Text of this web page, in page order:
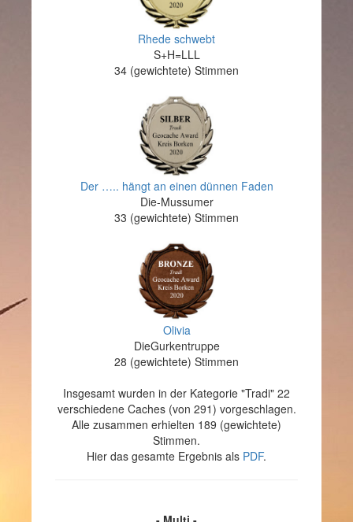
Rhede schwebt
S+H=LLL
34 (gewichtete) Stimmen
Der ….. hängt an einen dünnen Faden
Die-Mussumer
33 (gewichtete) Stimmen
Olivia
DieGurkentruppe
28 (gewichtete) Stimmen
Insgesamt wurden in der Kategorie "Tradi" 22
verschiedene Caches (von 291) vorgeschlagen.
Alle zusammen erhielten 189 (gewichtete)
Stimmen.
Hier das gesamte Ergebnis als PDF.